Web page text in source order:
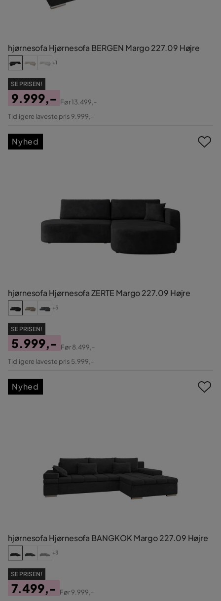
hjørnesofa Hjørnesofa BERGEN Margo 227.09 Højre
+1
SE PRISEN!
Pris
9.999,-
Original
Før13.499,-
Tidligere laveste pris 9.999,-
hjørnesofa Hjørnesofa ZERTE Margo 227.09 Højre
+5
SE PRISEN!
Pris
5.999,-
Original
Før8.499,-
Tidligere laveste pris 5.999,-
Nyhed
hjørnesofa Hjørnesofa BANGKOK Margo 227.09 Højre
+3
SE PRISEN!
7.499,-
Før9.999,-
Nyhed